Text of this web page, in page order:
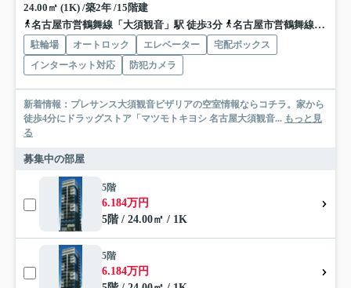
24.00㎡ (1K) /築2年 /15階建
名古屋市営鶴舞線「大須観音」駅 徒歩3分
名古屋市営鶴舞線「上前津」駅 徒歩13分
駐輪場 オートロック エレベーター
宅配ボックス
インターネット対応
防犯カメラ
新着情報：プレサンス大須観音ビザリアの空室情報ならコチラ。家から
徒歩4分にドラッグストア「マツモトキヨシ 名古屋大須観音... もっと見
る
募集中の部屋
5階
6.184万円
5階 / 24.00㎡ / 1K
5階
6.184万円